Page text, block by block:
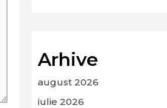
Arhive
august 2026
iulie 2026